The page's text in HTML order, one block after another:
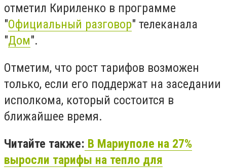
отметил Кириленко в программе
"Официальный разговор" телеканала
"Дом".
Отметим, что рост тарифов возможен
только, если его поддержат на заседании
исполкома, который состоится в
ближайшее время.
Читайте также: В Мариуполе на 27%
выросли тарифы на тепло для